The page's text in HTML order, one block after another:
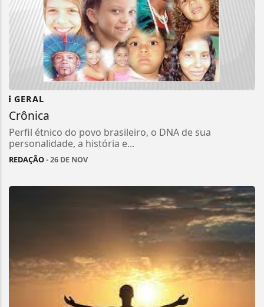
GERAL
Crônica
Perfil étnico do povo brasileiro, o DNA de sua
personalidade, a história e...
REDAÇÃO- 26 DE NOV